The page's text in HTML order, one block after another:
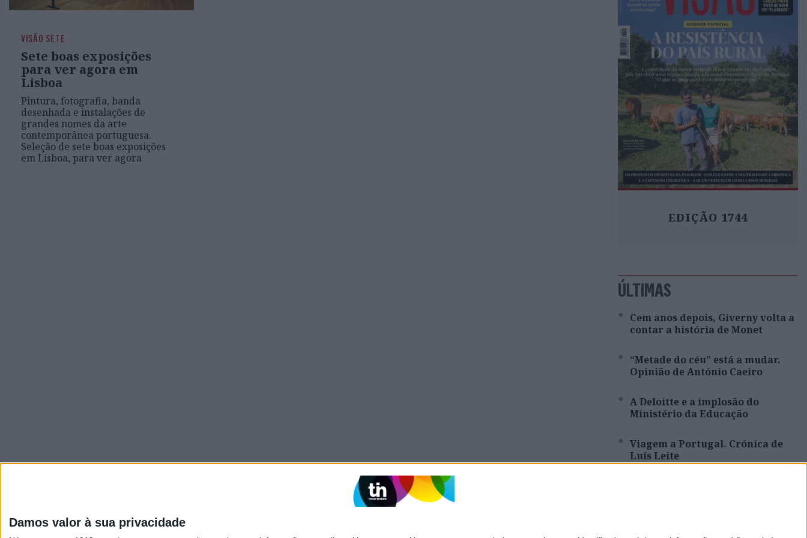
Damos valor à sua privacidade
VISÃO SETE
Sete boas exposições
para ver agora em
Lisboa
Pintura, fotografia, banda
desenhada e instalações de
grandes nomes da arte
contemporânea portuguesa.
Seleção de sete boas exposições
em Lisboa, para ver agora
EDIÇÃO 1744
ÚLTIMAS
Cem anos depois, Giverny volta a
contar a história de Monet
“Metade do céu” está a mudar.
Opinião de António Caeiro
A Deloitte e a implosão do
Ministério da Educação
Viagem a Portugal. Crónica de
Luís Leite